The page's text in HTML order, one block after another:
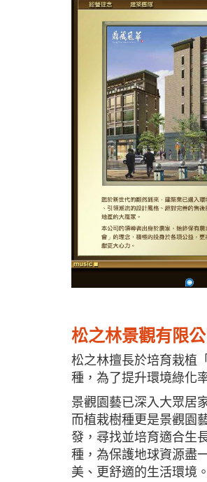
松之林景觀有限公
松之林擅長於培育栽植
種，為了提升環境綠化
景觀園藝已深入大眾居
而植栽樹種更是景觀園
發，尋找並培育適合生
種，為保護地球資源盡
美、更舒適的生活環境。